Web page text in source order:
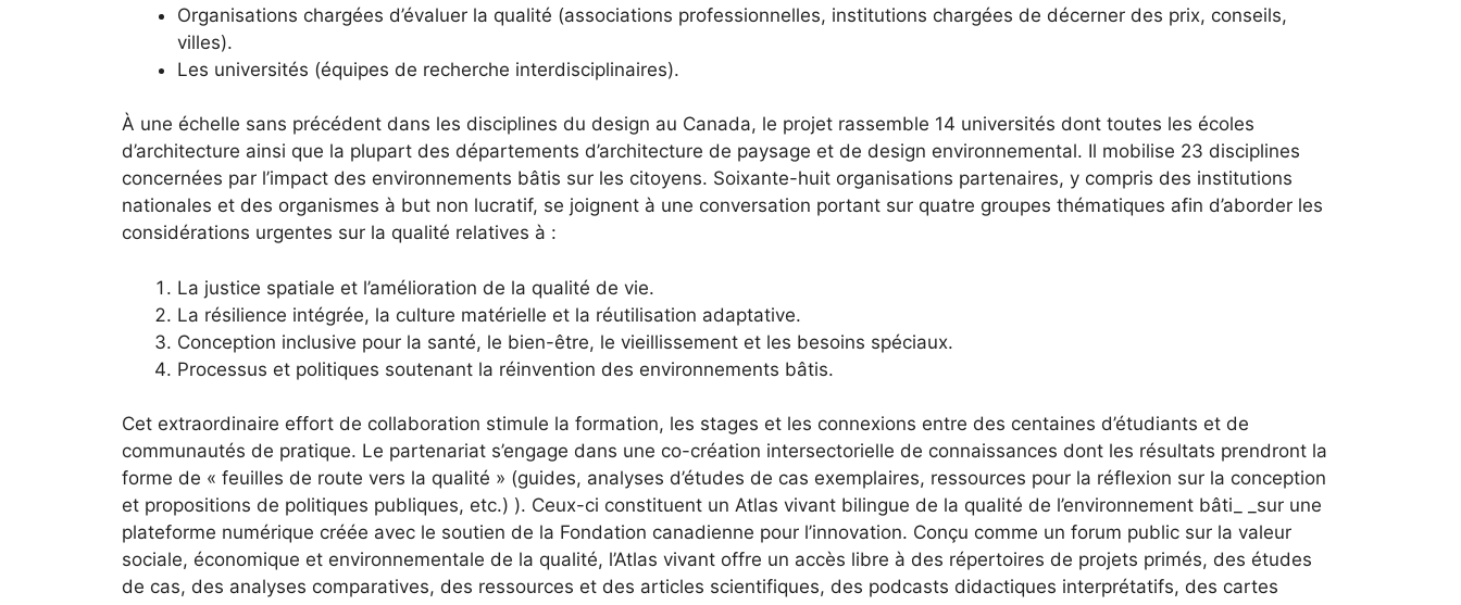
Organisations chargées d’évaluer la qualité (associations professionnelles, institutions chargées de décerner des prix, conseils,
villes).
Les universités (équipes de recherche interdisciplinaires).
À une échelle sans précédent dans les disciplines du design au Canada, le projet rassemble 14 universités dont toutes les écoles
d’architecture ainsi que la plupart des départements d’architecture de paysage et de design environnemental. Il mobilise 23 disciplines
concernées par l’impact des environnements bâtis sur les citoyens. Soixante-huit organisations partenaires, y compris des institutions
nationales et des organismes à but non lucratif, se joignent à une conversation portant sur quatre groupes thématiques afin d’aborder les
considérations urgentes sur la qualité relatives à :
La justice spatiale et l’amélioration de la qualité de vie.
La résilience intégrée, la culture matérielle et la réutilisation adaptative.
Conception inclusive pour la santé, le bien-être, le vieillissement et les besoins spéciaux.
Processus et politiques soutenant la réinvention des environnements bâtis.
Cet extraordinaire effort de collaboration stimule la formation, les stages et les connexions entre des centaines d’étudiants et de
communautés de pratique. Le partenariat s’engage dans une co-création intersectorielle de connaissances dont les résultats prendront la
forme de « feuilles de route vers la qualité » (guides, analyses d’études de cas exemplaires, ressources pour la réflexion sur la conception
et propositions de politiques publiques, etc.) ). Ceux-ci constituent un Atlas vivant bilingue de la qualité de l’environnement bâti_ _sur une
plateforme numérique créée avec le soutien de la Fondation canadienne pour l’innovation. Conçu comme un forum public sur la valeur
sociale, économique et environnementale de la qualité, l’Atlas vivant offre un accès libre à des répertoires de projets primés, des études
de cas, des analyses comparatives, des ressources et des articles scientifiques, des podcasts didactiques interprétatifs, des cartes